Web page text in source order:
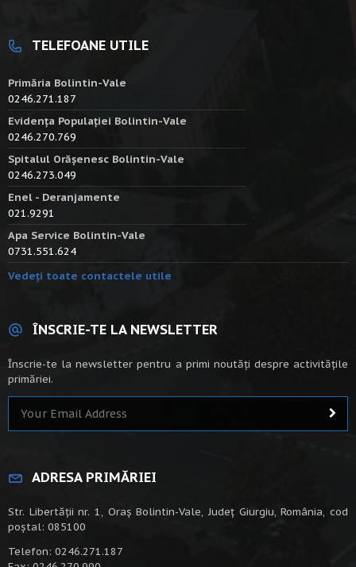
TELEFOANE UTILE
Primăria Bolintin-Vale
0246.271.187
Evidența Populației Bolintin-Vale
0246.270.769
Spitalul Orășenesc Bolintin-Vale
0246.273.049
Enel - Deranjamente
021.9291
Apa Service Bolintin-Vale
0731.551.624
Vedeți toate contactele utile
ÎNSCRIE-TE LA NEWSLETTER
Înscrie-te la newsletter pentru a primi noutăți despre activitățile
primăriei.
ADRESA PRIMĂRIEI
Str. Libertății nr. 1, Oraș Bolintin-Vale, Județ Giurgiu, România, cod
poștal: 085100
Telefon: 0246.271.187